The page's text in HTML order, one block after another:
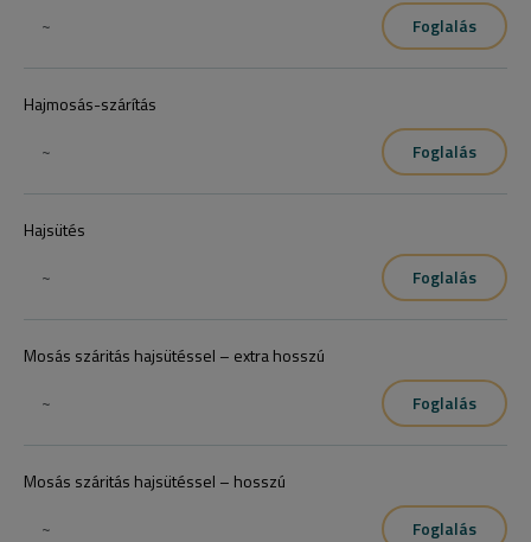
~
Foglalás
Hajmosás-szárítás
~
Foglalás
Hajsütés
~
Foglalás
Mosás száritás hajsütéssel – extra hosszú
~
Foglalás
Mosás száritás hajsütéssel – hosszú
~
Foglalás